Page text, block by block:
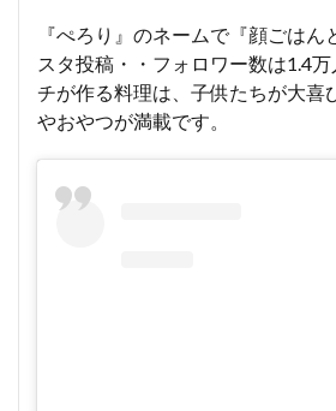
『ぺろり』のネームで『顔ごは
スタ投稿・・フォロワー数は1.4
チが作る料理は、子供たちが大喜
やおやつが満載です。